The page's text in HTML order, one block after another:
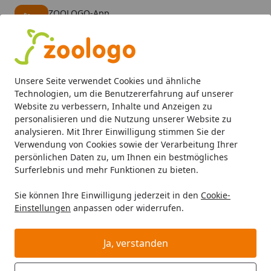
Unsere Seite verwendet Cookies und ähnliche
Technologien, um die Benutzererfahrung auf unserer
Website zu verbessern, Inhalte und Anzeigen zu
personalisieren und die Nutzung unserer Website zu
analysieren. Mit Ihrer Einwilligung stimmen Sie der
Verwendung von Cookies sowie der Verarbeitung Ihrer
persönlichen Daten zu, um Ihnen ein bestmögliches
Surferlebnis und mehr Funktionen zu bieten.
Sie können Ihre Einwilligung jederzeit in den Cookie-
Einstellungen anpassen oder widerrufen.
Ja, verstanden
ZOOLOGO-App
Alle Produkte
Mein Konto
Suchen
Startseite
Kleintier Kleintierheime Nagarien Skyline Nagarium
Skyline Nagarium Marrakesch 80
cm buche